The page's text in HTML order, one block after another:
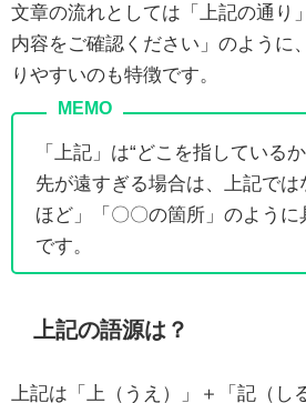
文章の流れとしては「上記の通り
内容をご確認ください」のように、
りやすいのも特徴です。
「上記」は“どこを指している
先が遠すぎる場合は、上記で
ほど」「〇〇の箇所」のように
です。
上記の語源は？
上記は「上（うえ）」＋「記（し